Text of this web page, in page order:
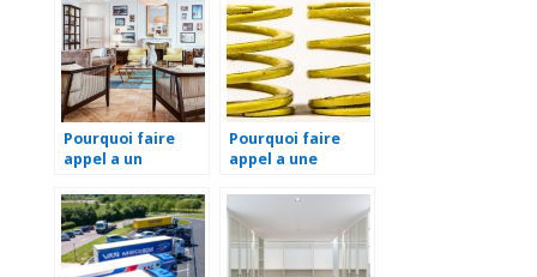
Pourquoi faire
appel a un
d’interieur pour la
renovation de
votre maison ?
Pourquoi faire
appel a une
fabrication de
ressort de torsion
sur mesure ?